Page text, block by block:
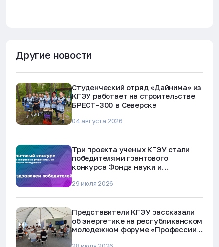
Другие новости
Студенческий отряд «Дайнима» из
КГЭУ работает на строительстве
БРЕСТ-300 в Северске
04 августа 2026
Три проекта ученых КГЭУ стали
победителями грантового
конкурса Фонда науки и
29 июля 2026
Представители КГЭУ рассказали
об энергетике на республиканском
молодежном форуме «Профессии
28 июля 2026